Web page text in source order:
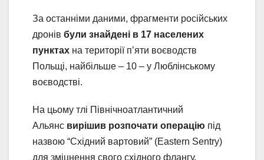
За останніми даними, фрагменти російських
дронів були знайдені в 17 населених
пунктах на території п’яти воєводств
Польщі, найбільше – 10 – у Люблінському
воєводстві.
На цьому тлі Північноатлантичний
Альянс вирішив розпочати операцію під
назвою “Східний вартовий” (Eastern Sentry)
для зміцнення свого східного флангу.